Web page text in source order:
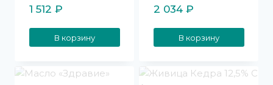
1 512 ₽
В корзину
2 034 ₽
В корзину